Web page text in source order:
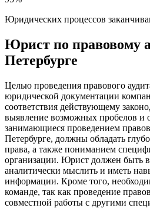
Юридических процессов
Юрист по правовому
Петербурге
Целью проведения правового
юридической документации
соответствия действующему
выявление возможных пробелов
занимающиеся проведением
Петербурге, должны обладать
права, а также пониманием
организации. Юрист должен быть
аналитически мыслить и иметь
информации. Кроме того,
команде, так как проведение
совместной работы с другими